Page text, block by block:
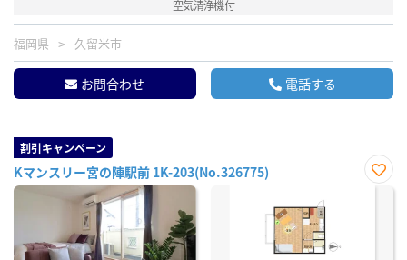
空気清浄機付
福岡県 久留米市
お問合わせ 電話する
割引キャンペーン
Kマンスリー宮の陣駅前 1K-203(No.326775)
お気